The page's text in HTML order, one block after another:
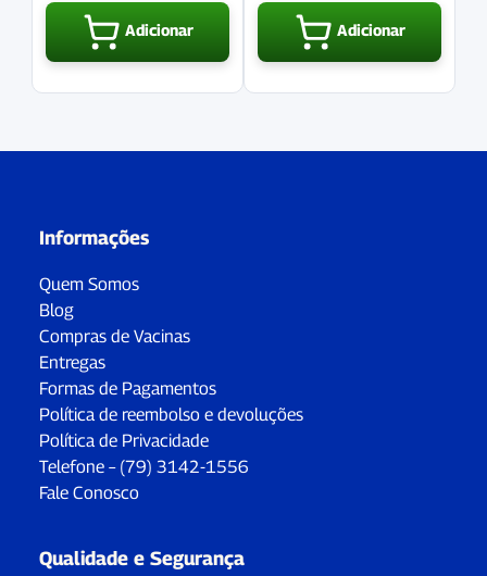
Adicionar Adicionar
Informações
Quem Somos
Blog
Compras de Vacinas
Entregas
Formas de Pagamentos
Política de reembolso e devoluções
Política de Privacidade
Telefone – (79) 3142-1556
Fale Conosco
Qualidade e Segurança